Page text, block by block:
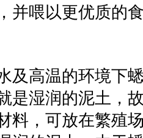
并喂以更优质的
高温的环境下蟋
是湿润的泥土，
料，可放在繁殖